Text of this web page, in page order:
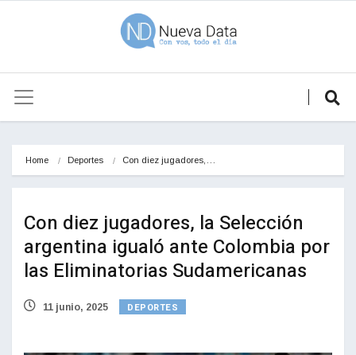
Home Deportes Con diez jugadores,…
Con diez jugadores, la Selección
argentina igualó ante Colombia por
las Eliminatorias Sudamericanas
11 junio, 2025 DEPORTES